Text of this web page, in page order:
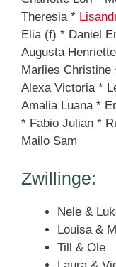
Theresia *
Elia (f) * Daniel
Augusta
Marlies Christine
Alexa Victoria *
Amalia Luana *
* Fabio Julian *
Mailo Sam
Zwillinge:
Nele &
Louisa &
Till & Ole